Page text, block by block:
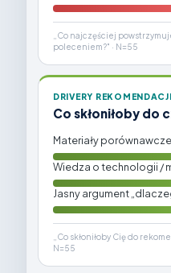
„Co najczęściej
poleceniem?" · N=55
DRIVERY REKOMENDACJI
Co skłoniłoby do
Materiały
Wiedza o technologii /
Jasny argument
„Co skłoniłoby Cię do
N=55